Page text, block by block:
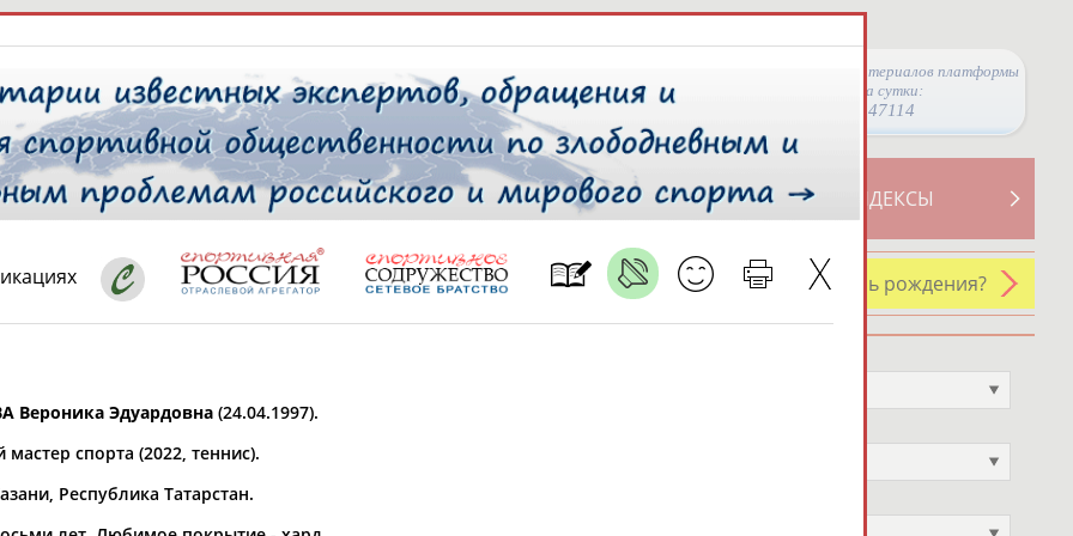
Просмотры материалов платформы
за сутки:
47114
СВОДНЫЕ ИНДЕКСЫ
ТАБЛО АКТИВНОСТИ
РЕСУРСНАЯ ПЛОЩАДКА
У кого сегодня день рождения?
* для действующих спортсменов
проживания
Вероника Эдуардовна (24.04.1997).
спорта (2022, теннис).
Республика Татарстан.